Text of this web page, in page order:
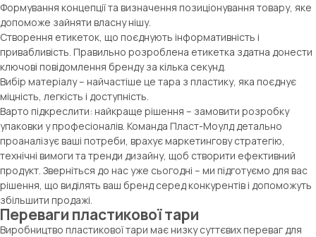
Формування концепції та визначення позиціонування товару, яке
допоможе зайняти власну нішу.
Створення етикеток, що поєднують інформативність і
привабливість. Правильно розроблена етикетка здатна донести
ключові повідомлення бренду за кілька секунд.
Вибір матеріалу – найчастіше це тара з пластику, яка поєднує
міцність, легкість і доступність.
Варто підкреслити: найкраще рішення – замовити розробку
упаковки у професіоналів. Команда Пласт-Моулд детально
проаналізує ваші потреби, врахує маркетингову стратегію,
технічні вимоги та тренди дизайну, щоб створити ефективний
продукт. Зверніться до нас уже сьогодні – ми підготуємо для вас
рішення, що виділять ваш бренд серед конкурентів і допоможуть
збільшити продажі.
Переваги пластикової тари
Виробництво пластикової тари має низку суттєвих переваг для